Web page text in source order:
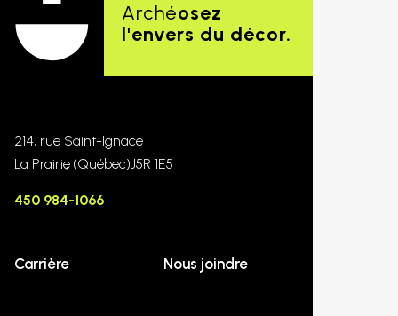
Archéosez
l'envers du décor.
214, rue Saint-Ignace
La Prairie (Québec)J5R 1E5
450 984-1066
Carrière Nous joindre